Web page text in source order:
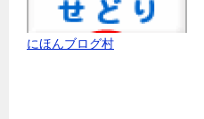
にほんブログ村